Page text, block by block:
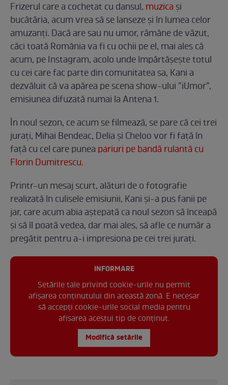
Frizerul care a cochetat cu dansul, muzica și
bucătăria, acum vrea să se lanseze și în lumea celor
amuzanți. Dacă are sau nu umor, rămâne de văzut,
căci toată România va fi cu ochii pe el, mai ales că
acum, pe Instagram, acolo unde împărtășește totul
cu cei care fac parte din comunitatea sa, Kani a
dezvăluit că va apărea pe scena show-ului ”iUmor”,
emisiunea difuzată numai la Antena 1.
În noul sezon, ce acum se filmează, se pare că cei trei
jurați, Mihai Bendeac, Delia și Cheloo vor fi față în
față cu cel care punea pariuri pe bandă rulantă cu
Florin Dumitrescu.
Printr-un mesaj scurt, alături de o fotografie
realizată în culisele emisiunii, Kani și-a pus fanii pe
jar, care acum abia aștepată ca noul sezon să înceapă
și să îl poată vedea, dar mai ales, să afle ce număr a
pregătit pentru a-i impresiona pe cei trei jurați.
INFORMARE
Setările tale privind cookie-urile nu permit
afișarea conținutului din această zonă. E necesar
să accepți cookie-urile social media pentru
afisarea acestui tip de conținut.
Modifică setările